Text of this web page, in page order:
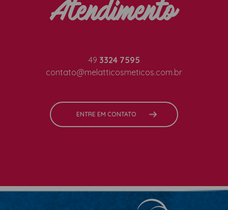
Atendimento
49 3324 7595
contato@melatticosmeticos.com.br
ENTRE EM CONTATO